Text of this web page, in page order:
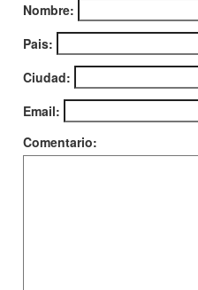
Nombre:
Pais:
Ciudad:
Email:
Comentario: